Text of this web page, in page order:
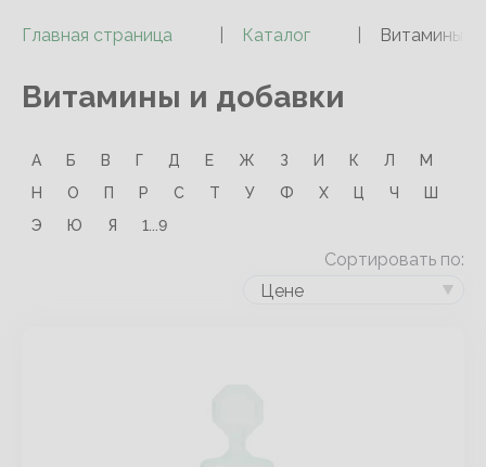
Главная страница Каталог Витамины и
Витамины и добавки
А Б В Г Д Е Ж З И К Л
М
Н
О П Р С Т У Ф Х Ц Ч
Ш
Э
Ю Я 1...9
Сортировать по:
Цене